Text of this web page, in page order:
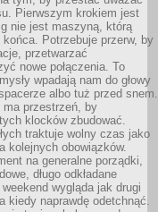
Pierwszym krokiem jest
nie jest maszyną, którą
Potrzebuje przerw, by
przetwarzać
nowe połączenia. To
wpadają nam do głowy
albo tuż przed snem.
ma przestrzeń, by
klocków zbudować.
traktuje wolny czas jako
kolejnych obowiązków.
na generalne porządki,
długo odkładane
wygląda jak drugi
kiedy naprawdę odetchnąć.